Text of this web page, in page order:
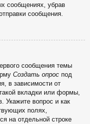
сообщениях, убрав
сообщения.
сообщения темы
Создать опрос под
в зависимости от
вкладки или формы,
Укажите вопрос и как
полях,
на отдельной строке